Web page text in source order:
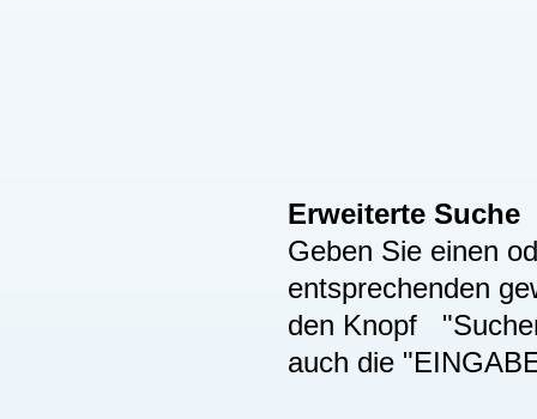
Erweiterte Suche
Geben Sie einen
entsprechenden
den Knopf
auch die